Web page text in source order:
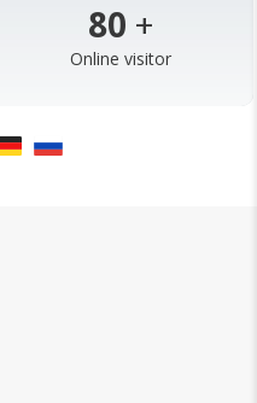
103 +
Online visitor